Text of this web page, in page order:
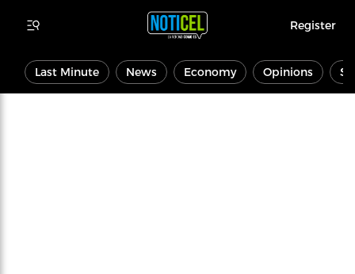
Register
Last Minute News Economy Opinions